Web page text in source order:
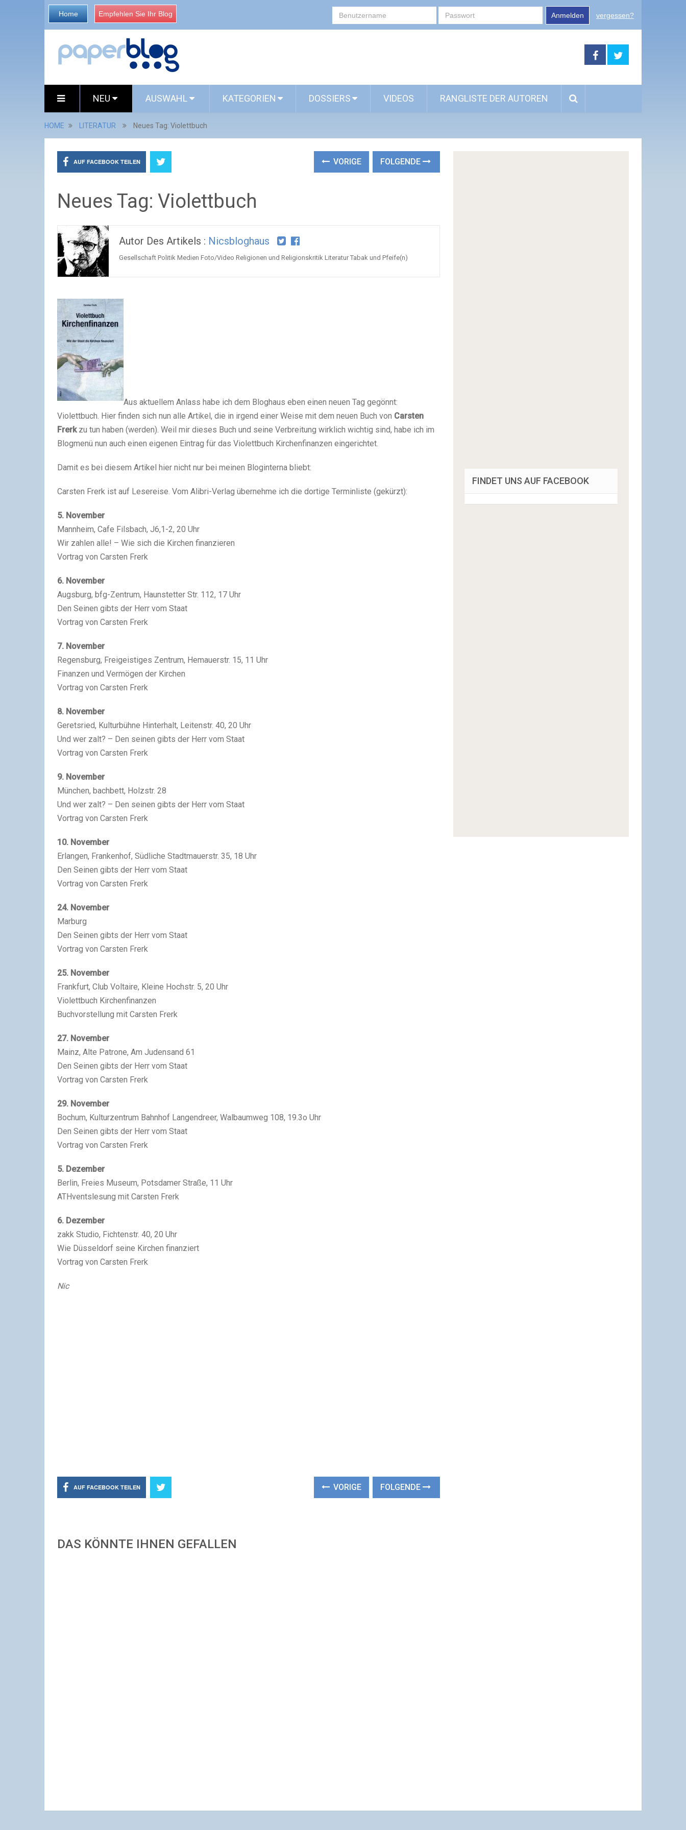
Home Empfehlen Sie Ihr Blog Anmelden vergessen?
NEU AUSWAHL KATEGORIEN DOSSIERS VIDEOS RANGLISTE DER AUTOREN
HOME LITERATUR Neues Tag: Violettbuch
AUF FACEBOOK TEILEN VORIGE FOLGENDE
Neues Tag: Violettbuch
Autor Des Artikels : Nicsbloghaus
Gesellschaft Politik Medien Foto/Video Religionen und Religionskritik Literatur Tabak und Pfeife(n)
Aus aktuellem Anlass habe ich dem Bloghaus eben einen neuen Tag gegönnt:
Violettbuch. Hier finden sich nun alle Artikel, die in irgend einer Weise mit dem neuen Buch von Carsten
Frerkzu tun haben (werden). Weil mir dieses Buch und seine Verbreitung wirklich wichtig sind, habe ich im
Blogmenü nun auch einen eigenen Eintrag für das Violettbuch Kirchenfinanzen eingerichtet.
Damit es bei diesem Artikel hier nicht nur bei meinen Bloginterna bliebt:
Carsten Frerk ist auf Lesereise. Vom Alibri-Verlag übernehme ich die dortige Terminliste (gekürzt):
5. November
Mannheim, Cafe Filsbach, J6,1-2, 20 Uhr
Wir zahlen alle! – Wie sich die Kirchen finanzieren
Vortrag von Carsten Frerk
6. November
Augsburg, bfg-Zentrum, Haunstetter Str. 112, 17 Uhr
Den Seinen gibts der Herr vom Staat
Vortrag von Carsten Frerk
7. November
Regensburg, Freigeistiges Zentrum, Hemauerstr. 15, 11 Uhr
Finanzen und Vermögen der Kirchen
Vortrag von Carsten Frerk
8. November
Geretsried, Kulturbühne Hinterhalt, Leitenstr. 40, 20 Uhr
Und wer zalt? – Den seinen gibts der Herr vom Staat
Vortrag von Carsten Frerk
9. November
München, bachbett, Holzstr. 28
Und wer zalt? – Den seinen gibts der Herr vom Staat
Vortrag von Carsten Frerk
10. November
Erlangen, Frankenhof, Südliche Stadtmauerstr. 35, 18 Uhr
Den Seinen gibts der Herr vom Staat
Vortrag von Carsten Frerk
24. November
Marburg
Den Seinen gibts der Herr vom Staat
Vortrag von Carsten Frerk
25. November
Frankfurt, Club Voltaire, Kleine Hochstr. 5, 20 Uhr
Violettbuch Kirchenfinanzen
Buchvorstellung mit Carsten Frerk
27. November
Mainz, Alte Patrone, Am Judensand 61
Den Seinen gibts der Herr vom Staat
Vortrag von Carsten Frerk
29. November
Bochum, Kulturzentrum Bahnhof Langendreer, Walbaumweg 108, 19.3o Uhr
Den Seinen gibts der Herr vom Staat
Vortrag von Carsten Frerk
5. Dezember
Berlin, Freies Museum, Potsdamer Straße, 11 Uhr
ATHventslesung mit Carsten Frerk
6. Dezember
zakk Studio, Fichtenstr. 40, 20 Uhr
Wie Düsseldorf seine Kirchen finanziert
Vortrag von Carsten Frerk
Nic
AUF FACEBOOK TEILEN VORIGE FOLGENDE
DAS KÖNNTE IHNEN GEFALLEN
FINDET UNS AUF FACEBOOK